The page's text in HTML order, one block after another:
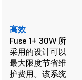
高效
Fuse 1+ 30W 所
采用的设计可以
最大限度节省维
护费用。该系统